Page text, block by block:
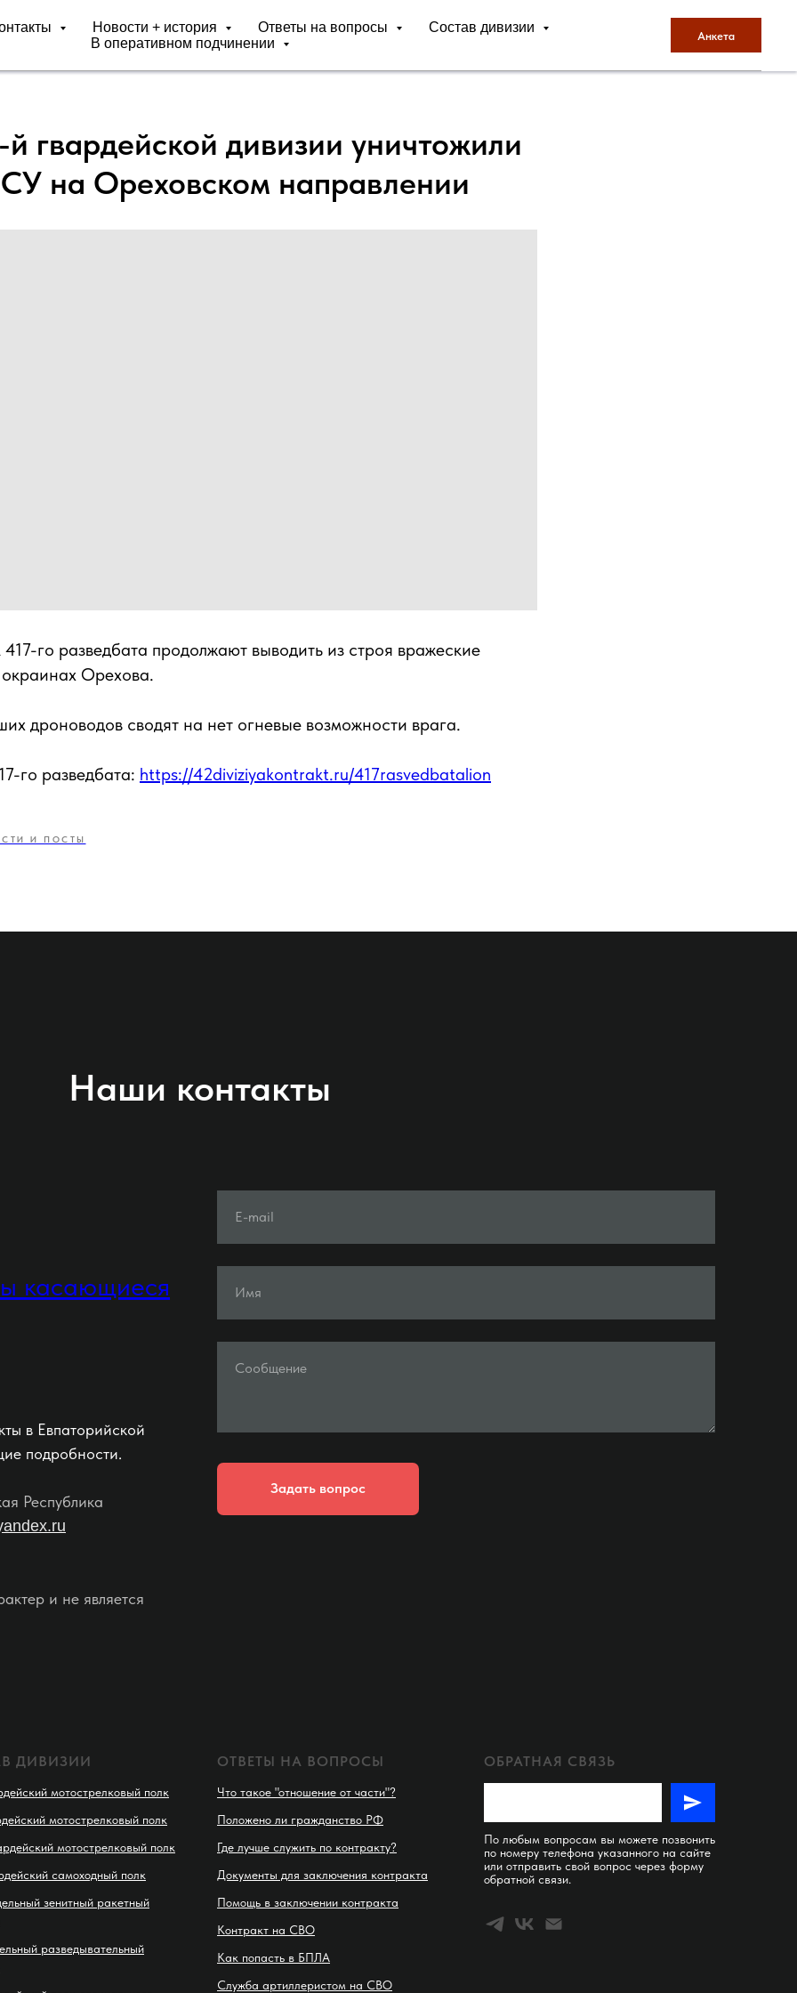
Новости + история Ответы на вопросы
Состав дивизии
В оперативном подчинении
Анкета
гвардейской дивизии уничтожили
на Ореховском направлении
го разведбата продолжают выводить из строя вражеские
Орехова.
дроноводов сводят на нет огневые возможности врага.
го разведбата: https://42diviziyakontrakt.ru/417rasvedbatalion
И ПОСТЫ
Наши контакты
касающиеся
в Евпаторийской
подробности.
Республика
и не является
E-mail
Имя
Сообщение
Задать вопрос
ДИВИЗИИ
мотострелковый полк
мотострелковый полк
мотострелковый полк
самоходный полк
зенитный ракетный
разведывательный
ОТВЕТЫ НА ВОПРОСЫ
Что такое "отношение от части"?
Положено ли гражданство РФ
Где лучше служить по контракту?
Документы для заключения контракта
Помощь в заключении контракта
Контракт на СВО
Как попасть в БПЛА
Служба артиллеристом на СВО
ОБРАТНАЯ СВЯЗЬ
По любым вопросам вы можете позвонить
по номеру телефона указанного на сайте
или отправить свой вопрос через форму
обратной связи.